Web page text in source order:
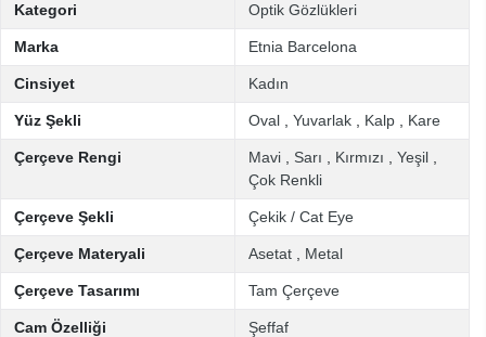
Kategori Optik Gözlükleri
Marka Etnia Barcelona
Cinsiyet Kadın
Yüz Şekli Oval Yuvarlak Kalp Kare
Çerçeve Rengi Mavi Sarı Kırmızı Yeşil
Çok Renkli
Çerçeve Şekli Çekik / Cat Eye
Çerçeve Materyali Asetat Metal
Çerçeve Tasarımı Tam Çerçeve
Cam Özelliği Şeffaf